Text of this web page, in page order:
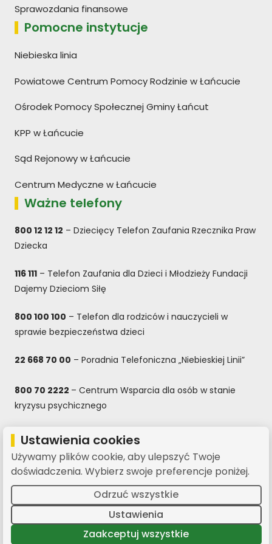
Sprawozdania finansowe
Pomocne instytucje
Niebieska linia
Powiatowe Centrum Pomocy Rodzinie w Łańcucie
Ośrodek Pomocy Społecznej Gminy Łańcut
KPP w Łańcucie
Sąd Rejonowy w Łańcucie
Centrum Medyczne w Łańcucie
Ważne telefony
800 12 12 12 – Dziecięcy Telefon Zaufania Rzecznika Praw
Dziecka
116 111 – Telefon Zaufania dla Dzieci i Młodzieży Fundacji
Dajemy Dzieciom Siłę
800 100 100 – Telefon dla rodziców i nauczycieli w
sprawie bezpieczeństwa dzieci
22 668 70 00 – Poradnia Telefoniczna „Niebieskiej Linii”
800 70 2222 – Centrum Wsparcia dla osób w stanie
kryzysu psychicznego
800 080 222
– Całodobowa bezpłatna infolinia dla dzieci
i młodzieży, rodziców oraz nauczycieli
Standardy Ochrony Małoletnich
Strona archiwalna 2020-2025
(otwiera się w nowej
Ustawienia cookies
Używamy plików cookie, aby ulepszyć Twoje
doświadczenia. Wybierz swoje preferencje poniżej.
Odrzuć wszystkie
Ustawienia
Zaakceptuj wszystkie